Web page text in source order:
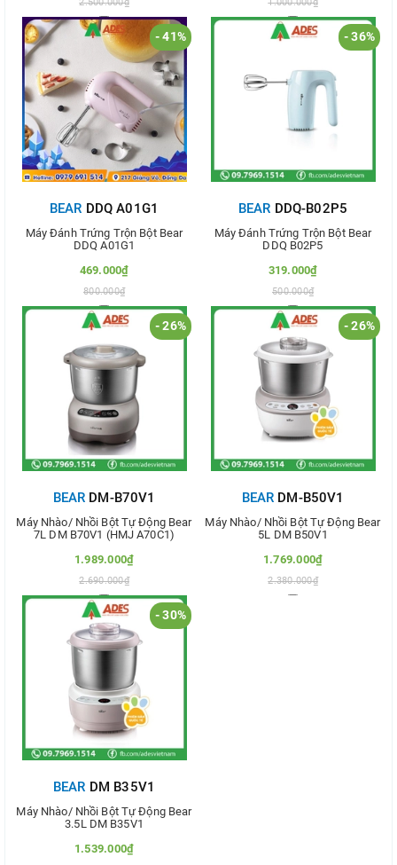
Thêm vào so sánh Thêm vào so sánh
- 41%
BEAR DDQ A01G1
Máy Đánh Trứng Trộn Bột Bear
DDQ A01G1
469.000₫
800.000₫
Thêm vào so sánh
- 36%
BEAR DDQ-B02P5
Máy Đánh Trứng Trộn Bột Bear
DDQ B02P5
319.000₫
500.000₫
Thêm vào so sánh
- 26%
BEAR DM-B70V1
Máy Nhào/ Nhồi Bột Tự Động Bear
7L DM B70V1 (HMJ A70C1)
1.989.000₫
2.690.000₫
Thêm vào so sánh
- 26%
BEAR DM-B50V1
Máy Nhào/ Nhồi Bột Tự Động Bear
5L DM B50V1
1.769.000₫
2.380.000₫
- 30%
BEAR DM B35V1
Máy Nhào/ Nhồi Bột Tự Động Bear
3.5L DM B35V1
1.539.000₫